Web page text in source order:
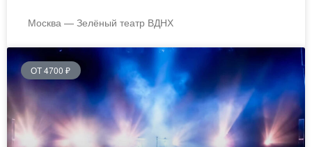
Москва — Зелёный театр ВДНХ
ОТ 4700 ₽